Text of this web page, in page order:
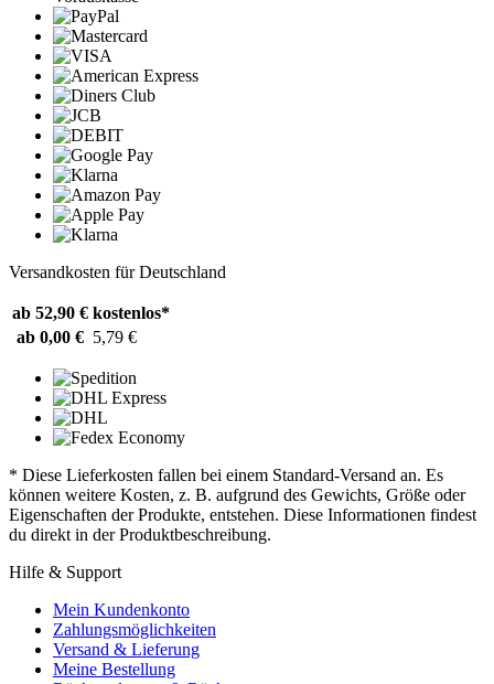
Versandkosten für Deutschland
ab 52,90 € kostenlos*
ab 0,00 € 5,79 €
* Diese Lieferkosten fallen bei einem Standard-Versand an. Es
können weitere Kosten, z. B. aufgrund des Gewichts, Größe oder
Eigenschaften der Produkte, entstehen. Diese Informationen findest
du direkt in der Produktbeschreibung.
Hilfe & Support
Mein Kundenkonto
Zahlungsmöglichkeiten
Versand & Lieferung
Meine Bestellung